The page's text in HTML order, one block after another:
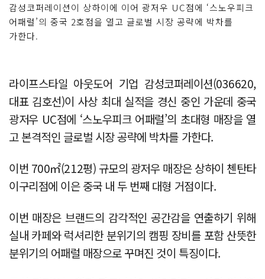
감성코퍼레이션이 상하이에 이어 광저우 UC점에 ‘스노우피크
어패럴’의 중국 2호점을 열고 글로벌 시장 공략에 박차를
가한다.
라이프스타일 아웃도어 기업 감성코퍼레이션(036620,
대표 김호선)이 사상 최대 실적을 경신 중인 가운데 중국
광저우 UC점에 ‘스노우피크 어패럴’의 초대형 매장을 열
고 본격적인 글로벌 시장 공략에 박차를 가한다.
이번 700㎡(212평) 규모의 광저우 매장은 상하이 첸탄타
이구리점에 이은 중국 내 두 번째 대형 거점이다.
이번 매장은 브랜드의 감각적인 공간감을 연출하기 위해
실내 카페와 럭셔리한 분위기의 캠핑 장비를 포함 산뜻한
분위기의 어패럴 매장으로 꾸며진 것이 특징이다.